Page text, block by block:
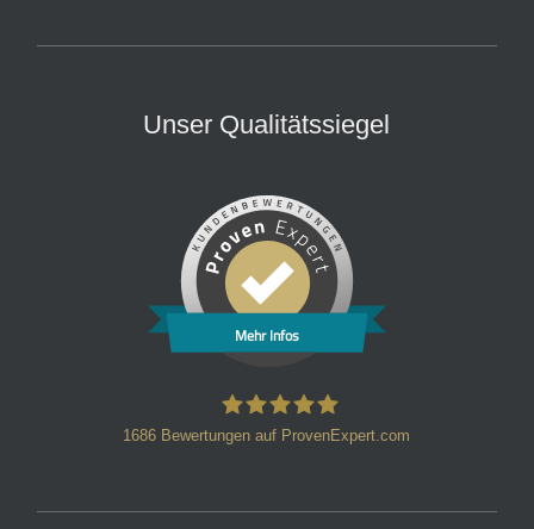
Unser Qualitätssiegel
Mehr Infos
1686 Bewertungen auf ProvenExpert.com